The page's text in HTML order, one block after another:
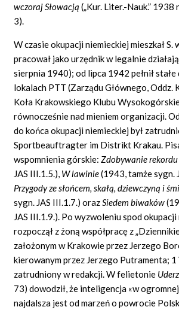
wczoraj Słowacją („Kur. Liter.-Nauk.”
3).
W czasie okupacji niemieckiej mieszkał S.
pracował jako urzędnik w legalnie
sierpnia 1940); od lipca 1942 pełnił
lokalach PTT (Zarządu Głównego, Oddz.
Koła Krakowskiego Klubu
równocześnie nad mieniem organizacji.
do końca okupacji niemieckiej był
Sportbeauftragter im Distrikt Krakau.
wspomnienia górskie:Zdobywanie rekordu
JAS III.1.5.), W lawinie(1943, tamże sygn.
Przygody ze słońcem, skałą, dziewczyną i
sygn. JAS III.1.7.) orazSiedem biwaków
JAS III.1.9.). Po wyzwoleniu spod
rozpoczął z żoną współpracę z
założonym w Krakowie przez Jerzego
kierowanym przez Jerzego Putramenta;
zatrudniony w redakcji. W felietonie
73) dowodził, że inteligencja «w
najdalsza jest od marzeń o powrocie